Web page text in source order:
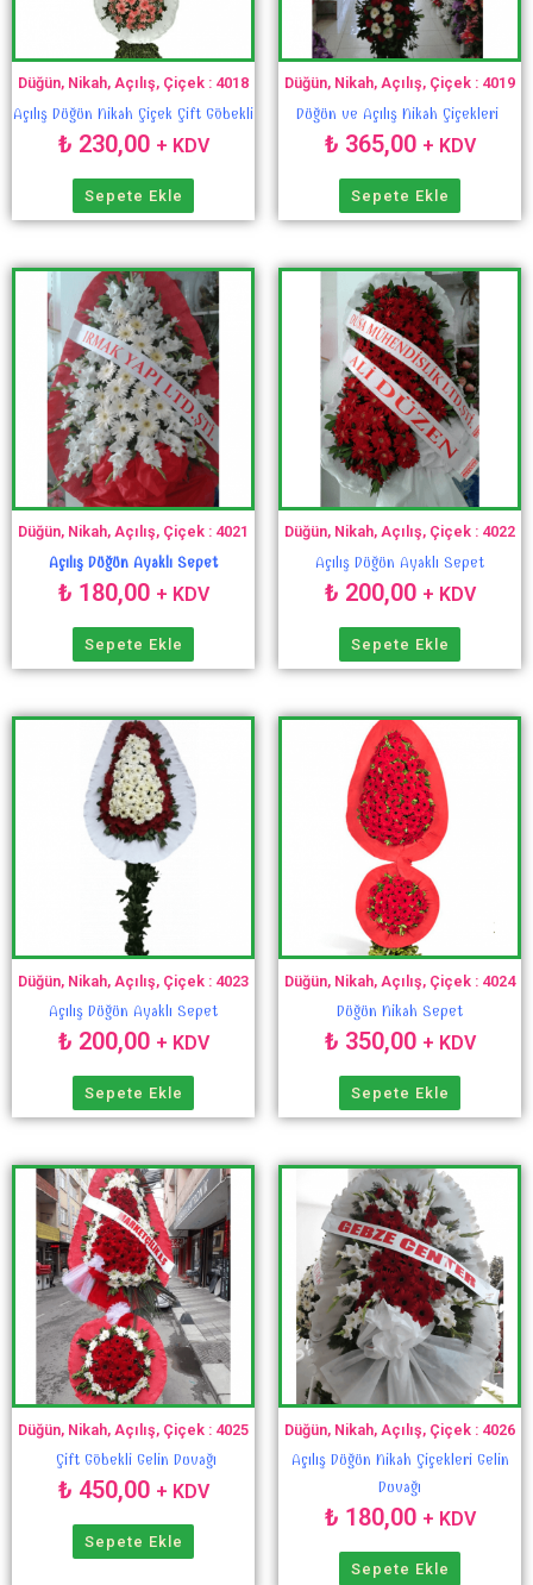
Düğün, Nikah, Açılış, Çiçek : 4018
Açılış Düğün Nikah Çiçek Çift Göbekli
₺ 230,00 + KDV
Sepete Ekle
Düğün, Nikah, Açılış, Çiçek : 4019
Düğün ve Açılış Nikah Çiçekleri
₺ 365,00 + KDV
Sepete Ekle
Düğün, Nikah, Açılış, Çiçek : 4021
Açılış Düğün Ayaklı Sepet
₺ 180,00 + KDV
Sepete Ekle
Düğün, Nikah, Açılış, Çiçek : 4022
Açılış Düğün Ayaklı Sepet
₺ 200,00 + KDV
Sepete Ekle
Düğün, Nikah, Açılış, Çiçek : 4023
Açılış Düğün Ayaklı Sepet
₺ 200,00 + KDV
Sepete Ekle
Düğün, Nikah, Açılış, Çiçek : 4024
Düğün Nikah Sepet
₺ 350,00 + KDV
Sepete Ekle
Düğün, Nikah, Açılış, Çiçek : 4025
Çift Göbekli Gelin Duvağı
₺ 450,00 + KDV
Sepete Ekle
Düğün, Nikah, Açılış, Çiçek : 4026
Açılış Düğün Nikah Çiçekleri Gelin
Duvağı
₺ 180,00 + KDV
Sepete Ekle